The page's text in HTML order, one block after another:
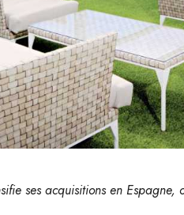
ses acquisitions en